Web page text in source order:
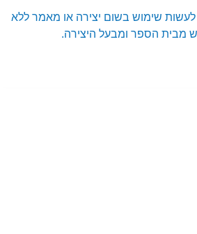
לעשות שימוש בשום יצירה או מאמר ללא
מבית הספר ומבעל היצירה.